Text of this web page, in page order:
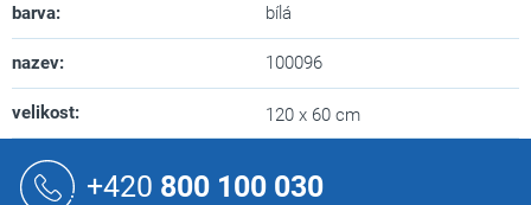
barva: bílá
nazev: 100096
velikost: 120 x 60 cm
+420 800 100 030